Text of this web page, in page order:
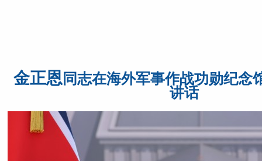
金正恩 同志在海外军事作战功勋纪念
讲话